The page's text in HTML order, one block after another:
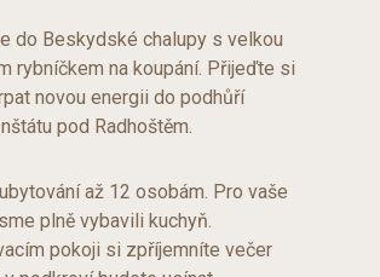
do Beskydské chalupy s velkou
rybníčkem na koupání. Přijeďte si
novou energii do podhůří
pod Radhoštěm.
až 12 osobám. Pro vaše
plně vybavili kuchyň.
pokoji si zpříjemníte večer